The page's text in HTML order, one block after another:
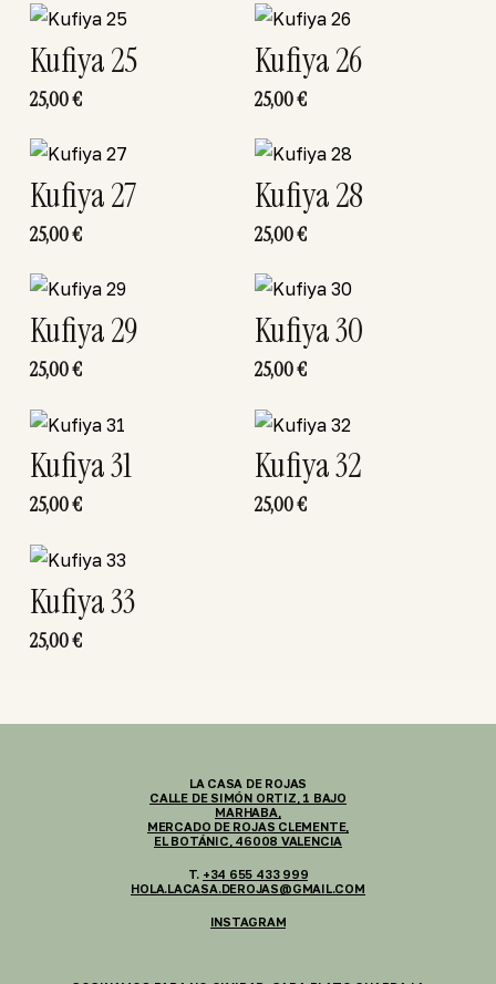
Kufiya 25
25,00€
Kufiya 26
25,00€
Kufiya 27
25,00€
Kufiya 28
25,00€
Kufiya 29
25,00€
Kufiya 30
25,00€
Kufiya 31
25,00€
Kufiya 32
25,00€
Kufiya 33
25,00€
LA CASA DE ROJAS
CALLE DE SIMÓN ORTIZ, 1 BAJO
MARHABA,
MERCADO DE ROJAS CLEMENTE,
EL BOTÁNIC, 46008 VALENCIA
T. +34 655 433 999
HOLA.LACASA.DEROJAS@GMAIL.COM
INSTAGRAM